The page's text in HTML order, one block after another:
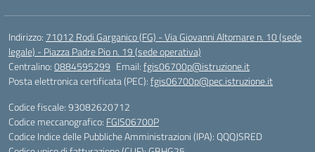
Indirizzo: 71012 Rodi Garganico (FG) - Via Giovanni Altomare n. 10 (sede
legale) - Piazza Padre Pio n. 19 (sede operativa)
Centralino:0884595299 Email:fgis06700p@istruzione.it
Posta elettronica certificata (PEC):fgis06700p@pec.istruzione.it
Codice fiscale: 93082620712
Codice meccanografico: FGIS06700P
Codice Indice delle Pubbliche Amministrazioni (IPA): QQQJSRED